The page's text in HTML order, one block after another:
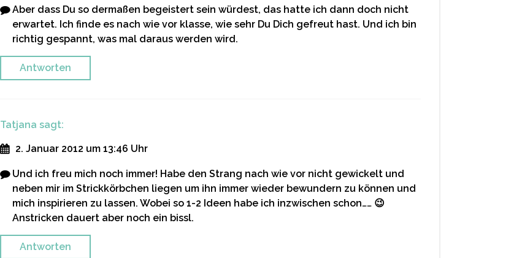
Aber dass Du so dermaßen begeistert sein würdest, das hatte ich dann doch nicht
erwartet. Ich finde es nach wie vor klasse, wie sehr Du Dich gefreut hast. Und ich bin
richtig gespannt, was mal daraus werden wird.
Antworten
Tatjana sagt:
2. Januar 2012 um 13:46 Uhr
Und ich freu mich noch immer! Habe den Strang nach wie vor nicht gewickelt und
neben mir im Strickkörbchen liegen um ihn immer wieder bewundern zu können und
mich inspirieren zu lassen. Wobei so 1-2 Ideen habe ich inzwischen schon…… 😉
Anstricken dauert aber noch ein bissl.
Antworten